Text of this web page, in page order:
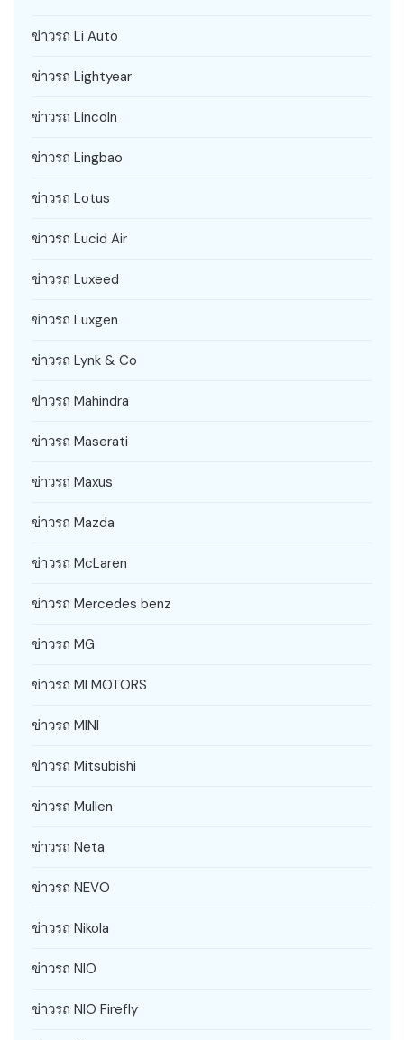
ข่าวรถ Li Auto
ข่าวรถ Lightyear
ข่าวรถ Lincoln
ข่าวรถ Lingbao
ข่าวรถ Lotus
ข่าวรถ Lucid Air
ข่าวรถ Luxeed
ข่าวรถ Luxgen
ข่าวรถ Lynk & Co
ข่าวรถ Mahindra
ข่าวรถ Maserati
ข่าวรถ Maxus
ข่าวรถ Mazda
ข่าวรถ McLaren
ข่าวรถ Mercedes benz
ข่าวรถ MG
ข่าวรถ MI MOTORS
ข่าวรถ MINI
ข่าวรถ Mitsubishi
ข่าวรถ Mullen
ข่าวรถ Neta
ข่าวรถ NEVO
ข่าวรถ Nikola
ข่าวรถ NIO
ข่าวรถ NIO Firefly